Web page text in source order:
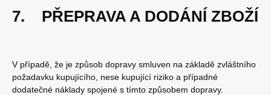
7. PŘEPRAVA A DODÁNÍ ZBOŽÍ
V případě, že je způsob dopravy smluven na základě zvláštního
požadavku kupujícího, nese kupující riziko a případné
dodatečné náklady spojené s tímto způsobem dopravy.